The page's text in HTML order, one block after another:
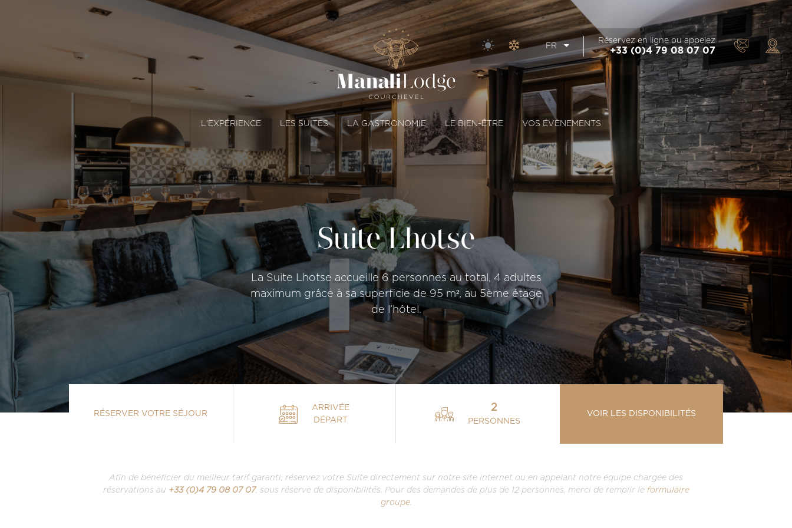
L'EXPÉRIENCE LES SUITES LA GASTRONOMIE LE BIEN-ÊTRE VOS ÉVÈNEMENTS
FR
Réservez en ligne ou appelez
+33 (0)4 79 08 07 07
Suite Lhotse
La Suite Lhotse accueille 6 personnes au total, 4 adultes
maximum grâce à sa superficie de 95 m², au 5ème étage
de l’hôtel.
RÉSERVER VOTRE SÉJOUR
ARRIVÉE
DÉPART
2
PERSONNES
VOIR LES DISPONIBILITÉS
Afin de bénéficier du meilleur tarif garanti, réservez votre Suite directement
+33 (0)4 79 08 07 07,
formulaire
groupe.